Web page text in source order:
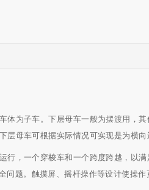
为子车。下层母车一般为摆渡用，
母车可根据实际情况可实现是为横
，一个穿梭车和一个跨度跨越，以
题。触摸屏、摇杆操作等设计使操作